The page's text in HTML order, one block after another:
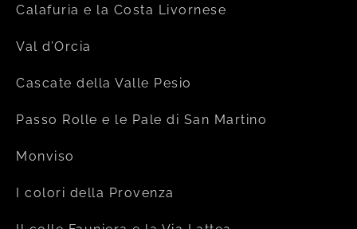
Calafuria e la Costa Livornese
Val d’Orcia
Cascate della Valle Pesio
Passo Rolle e le Pale di San Martino
Monviso
I colori della Provenza